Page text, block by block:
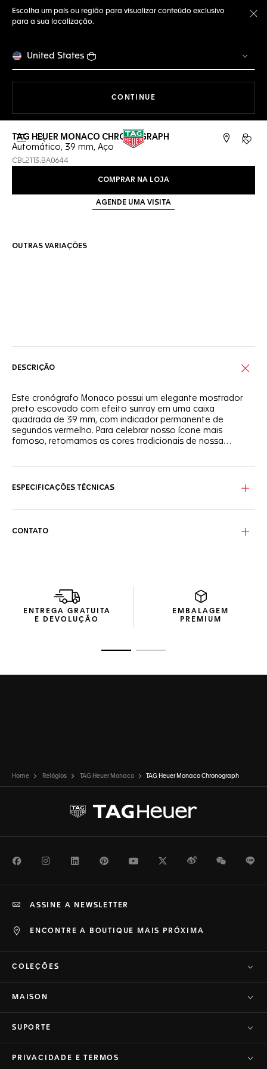
Escolha um país ou região para visualizar conteúdo exclusivo
para a sua localização.
United States
CONTINUE
Abrir a busca Conta
TAG HEUER MONACO CHRONOGRAPH
Automático, 39 mm, Aço
CBL2113.BA0644
COMPRAR NA LOJA
AGENDE UMA VISITA
OUTRAS VARIAÇÕES
DESCRIÇÃO
Este cronógrafo Monaco possui um elegante mostrador
preto escovado com efeito sunray em uma caixa
quadrada de 39 mm, com indicador permanente de
segundos vermelho. Para celebrar nosso ícone mais
famoso, retomamos as cores tradicionais de nossa
início dos anos 1970. O bracelete original em aço foi
Este cronógrafo tem um forte apelo retrô, mas o
mecanismo que o alimenta é o movimento Calibre TH20-
polido à perfeição. O cristal de safira chanfrado e
abaulado que protege o mostrador é sólido e com curvas
icônicas.
ESPECIFICAÇÕES TÉCNICAS
CONTATO
ENTREGA GRATUITA
E DEVOLUÇÃO
EMBALAGEM
PREMIUM
Home Relógios TAG Heuer Monaco TAG Heuer Monaco Chronograph
FacebookInstagramLinkedInPinterestYoutubeTwitterWeiboWeChat
ENCONTRE A BOUTIQUE MAIS PRÓXIMA
ASSINE A NEWSLETTER
COLEÇÕES
MAISON
SUPORTE
PRIVACIDADE E TERMOS